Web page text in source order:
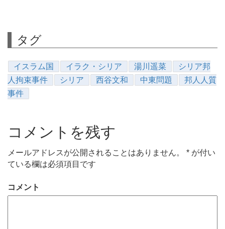
タグ
イスラム国 イラク・シリア 湯川遥菜
シリア邦
人拘束事件
シリア 西谷文和 中東問題
邦人人質
事件
コメントを残す
メールアドレスが公開されることはありません。 * が付い
ている欄は必須項目です
コメント